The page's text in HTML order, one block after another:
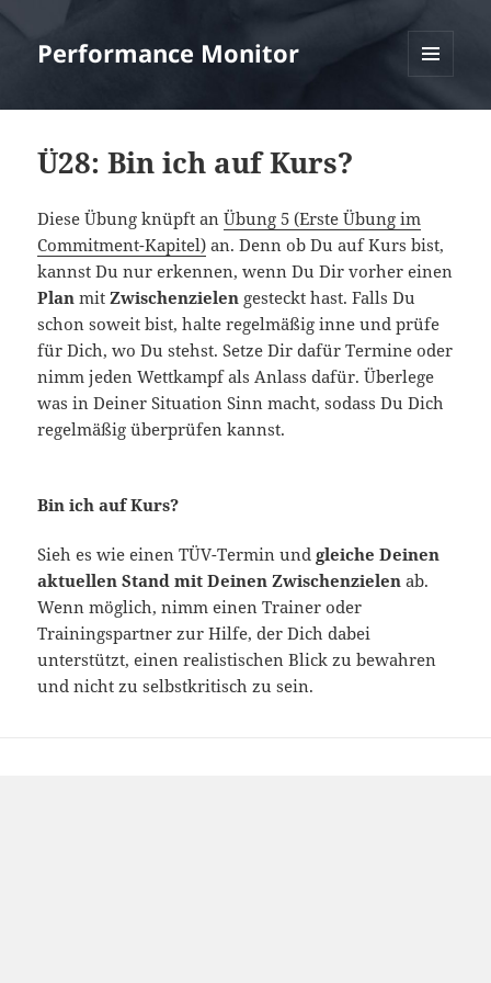
Performance Monitor
Ü28: Bin ich auf Kurs?
Diese Übung knüpft anÜbung 5 (Erste Übung im
Commitment-Kapitel) an. Denn ob Du auf Kurs bist,
kannst Du nur erkennen, wenn Du Dir vorher einen
Plan mitZwischenzielen gesteckt hast. Falls Du
schon soweit bist, halte regelmäßig inne und prüfe
für Dich, wo Du stehst. Setze Dir dafür Termine oder
nimm jeden Wettkampf als Anlass dafür. Überlege
was in Deiner Situation Sinn macht, sodass Du Dich
regelmäßig überprüfen kannst.
Bin ich auf Kurs?
Sieh es wie einen TÜV-Termin undgleiche Deinen
aktuellen Stand mit Deinen Zwischenzielen ab.
Wenn möglich, nimm einen Trainer oder
Trainingspartner zur Hilfe, der Dich dabei
unterstützt, einen realistischen Blick zu bewahren
und nicht zu selbstkritisch zu sein.